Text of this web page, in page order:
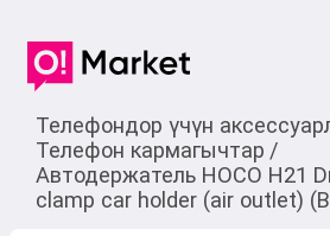
Телефондор үчүн
Телефон кармагычтар /
Автодержатель HOCO H21
clamp car holder (air outlet)